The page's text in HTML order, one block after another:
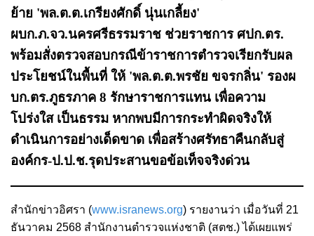
ย้าย 'พล.ต.ต.เกรียงศักดิ์ นุ่นเกลี้ยง'
ผบก.ภ.จว.นครศรีธรรมราช ช่วยราชการ ศปก.ตร.
พร้อมสั่งตรวจสอบกรณีข้าราชการตำรวจเรียกรับผล
ประโยชน์ในพื้นที่ ให้ 'พล.ต.ต.พรชัย ขจรกลิ่น' รองผ
บก.ตร.ภูธรภาค 8 รักษาราชการแทน เพื่อความ
โปร่งใส เป็นธรรม หากพบมีการกระทำผิดจริงให้
ดำเนินการอย่างเด็ดขาด เพื่อสร้างศรัทธาคืนกลับสู่
องค์กร-ป.ป.ช.รุดประสานขอข้อเท็จจริงด่วน
สำนักข่าวอิศรา (www.isranews.org) รายงานว่า เมื่อวันที่ 21
ธันวาคม 2568 สำนักงานตำรวจแห่งชาติ (สตช.) ได้เผยแพร่